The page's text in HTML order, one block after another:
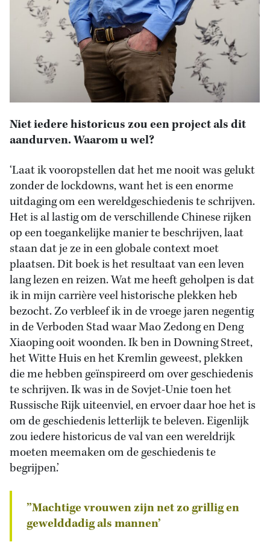
Niet iedere historicus zou een project als dit
aandurven. Waarom u wel?
‘Laat ik vooropstellen dat het me nooit was gelukt
zonder de lockdowns, want het is een enorme
uitdaging om een wereldgeschiedenis te schrijven.
Het is al lastig om de verschillende Chinese rijken
op een toegankelijke manier te beschrijven, laat
staan dat je ze in een globale context moet
plaatsen. Dit boek is het resultaat van een leven
lang lezen en reizen. Wat me heeft geholpen is dat
ik in mijn carrière veel historische plekken heb
bezocht. Zo verbleef ik in de vroege jaren negentig
in de Verboden Stad waar Mao Zedong en Deng
Xiaoping ooit woonden. Ik ben in Downing Street,
het Witte Huis en het Kremlin geweest, plekken
die me hebben geïnspireerd om over geschiedenis
te schrijven. Ik was in de Sovjet-Unie toen het
Russische Rijk uiteenviel, en ervoer daar hoe het is
om de geschiedenis letterlijk te beleven. Eigenlijk
zou iedere historicus de val van een wereldrijk
moeten meemaken om de geschiedenis te
begrijpen.’
”Machtige vrouwen zijn net zo grillig en
gewelddadig als mannen’